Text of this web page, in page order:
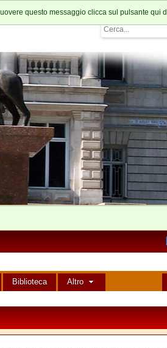
questo messaggio clicca sul pulsante qui
Biblioteca Altro